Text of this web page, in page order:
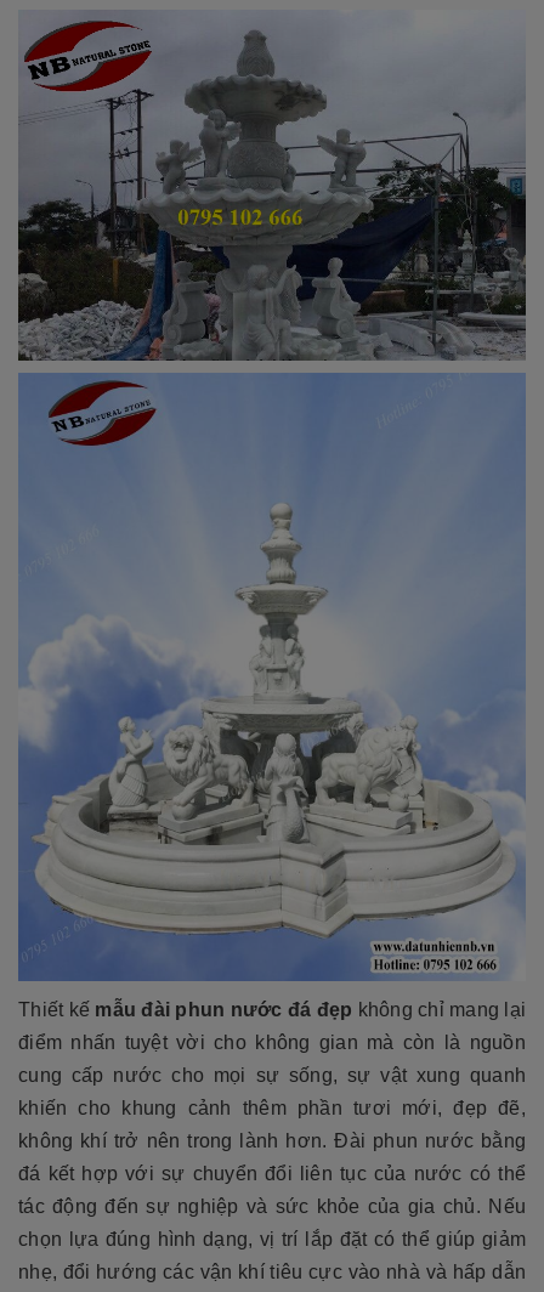
Thiết kế mẫu đài phun nước đá đẹp không chỉ mang lại
điểm nhấn tuyệt vời cho không gian mà còn là nguồn
cung cấp nước cho mọi sự sống, sự vật xung quanh
khiến cho khung cảnh thêm phần tươi mới, đẹp đẽ,
không khí trở nên trong lành hơn. Đài phun nước bằng
đá kết hợp với sự chuyển đổi liên tục của nước có thể
tác động đến sự nghiệp và sức khỏe của gia chủ. Nếu
chọn lựa đúng hình dạng, vị trí lắp đặt có thể giúp giảm
nhẹ, đổi hướng các vận khí tiêu cực vào nhà và hấp dẫn